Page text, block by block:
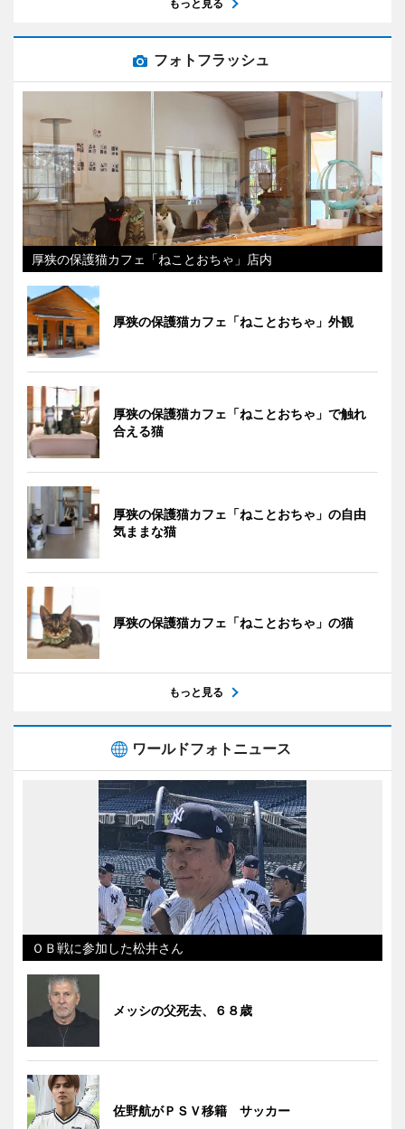
もっと見る
フォトフラッシュ
厚狭の保護猫カフェ「ねことおちゃ」店内
厚狭の保護猫カフェ「ねことおちゃ」外観
厚狭の保護猫カフェ「ねことおちゃ」で触れ
合える猫
厚狭の保護猫カフェ「ねことおちゃ」の自由
気ままな猫
厚狭の保護猫カフェ「ねことおちゃ」の猫
もっと見る
ワールドフォトニュース
ＯＢ戦に参加した松井さん
メッシの父死去、６８歳
佐野航がＰＳＶ移籍 サッカー